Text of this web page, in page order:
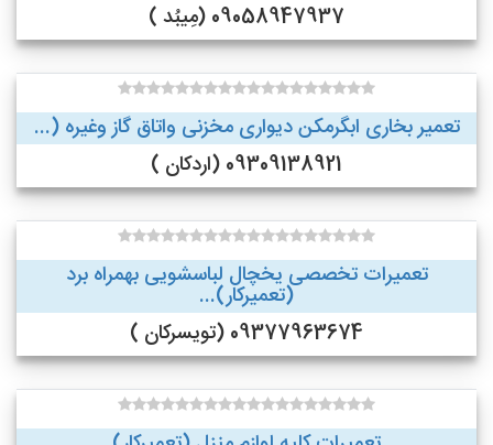
09058947937 (مِیبُد )
تعمیر بخاری ابگرمکن دیواری مخزنی واتاق گاز وغیره (...
09309138921 (اردکان )
تعمیرات تخصصی یخچال لباسشویی بهمراه برد
(تعمیرکار)...
09377963674 (تویسرکان )